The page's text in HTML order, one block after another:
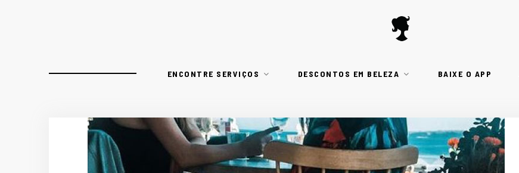
ENCONTRE SERVIÇOS DESCONTOS EM BELEZA BAIXE O APP